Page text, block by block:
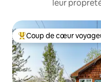
leur
Coups de cœur
Coup de cœur